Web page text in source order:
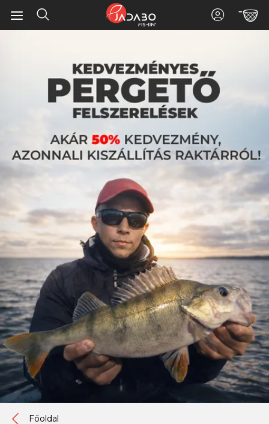
Főoldal